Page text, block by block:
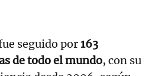
seguido por163
de todo el mundo, con su